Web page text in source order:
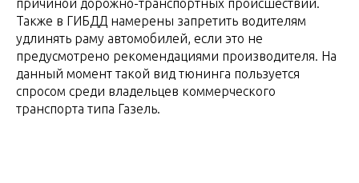
причиной дорожно-транспортных происшествий.
Также в ГИБДД намерены запретить водителям
удлинять раму автомобилей, если это не
предусмотрено рекомендациями производителя. На
данный момент такой вид тюнинга пользуется
спросом среди владельцев коммерческого
транспорта типа Газель.